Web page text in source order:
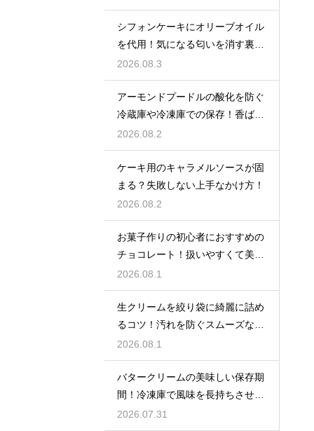
シフォンケーキにオリーブオイル
を代用！気になる匂いを消す裏ワ
ザ
2026.08.3
アーモンドプードルの酸化を防ぐ
冷蔵庫や冷凍庫での保存！香ばし
い風味を保ってお菓子を美味しく
する
2026.08.2
ケーキ用のキャラメルソースが固
まる？失敗しない上手なかけ方！
2026.08.2
お菓子作りの初心者におすすめの
チョコレート！扱いやすくて美味
しい種類を紹介
2026.08.1
生クリームを絞り袋に綺麗に詰め
るコツ！汚れを防ぐスムーズな入
れ方
2026.08.1
バタークリームの美味しい保存期
間！冷凍庫で風味を長持ちさせる
コツ
2026.07.31